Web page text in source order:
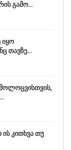
გამო…
იყო
თავზე…
კითხვა თუ